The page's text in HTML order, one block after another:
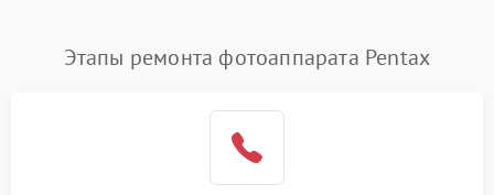
Этапы ремонта фотоаппарата Pentax